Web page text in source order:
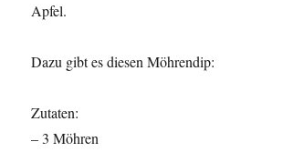
Apfel.
Dazu gibt es diesen Möhrendip:
Zutaten:
– 3 Möhren